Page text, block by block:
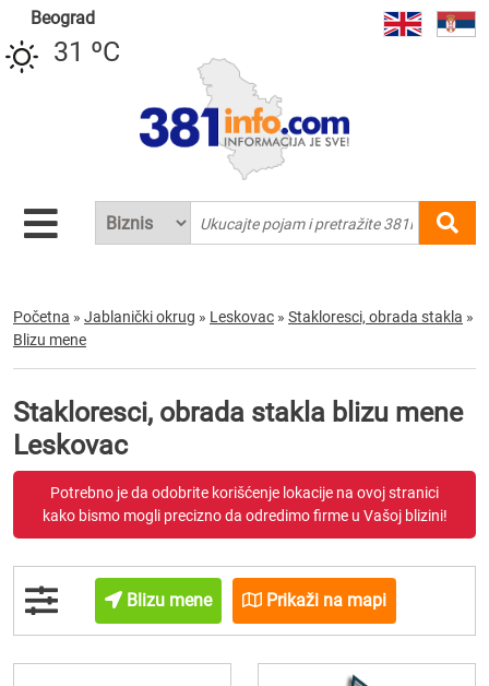
Beograd
31 ºC
Početna » Jablanički okrug » Leskovac » Stakloresci, obrada stakla »
Blizu mene
Stakloresci, obrada stakla blizu mene
Leskovac
Potrebno je da odobrite korišćenje lokacije na ovoj stranici
kako bismo mogli precizno da odredimo firme u Vašoj blizini!
Blizu mene Prikaži na mapi